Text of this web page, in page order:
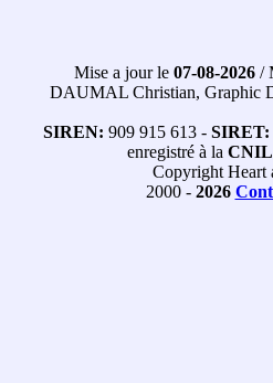
Mise a jour le 07-08-2026/
DAUMAL Christian, Graphic
SIREN: 909 915 613 - SIRET:
enregistré à la
Copyright Heart
2000 - 2026